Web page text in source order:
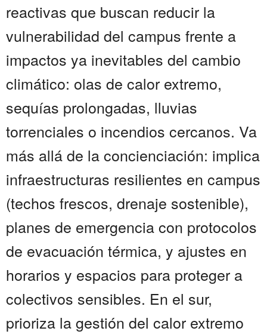
reactivas que buscan reducir la
vulnerabilidad del campus frente a
impactos ya inevitables del cambio
climático: olas de calor extremo,
sequías prolongadas, lluvias
torrenciales o incendios cercanos. Va
más allá de la concienciación: implica
infraestructuras resilientes en campus
(techos frescos, drenaje sostenible),
planes de emergencia con protocolos
de evacuación térmica, y ajustes en
horarios y espacios para proteger a
colectivos sensibles. En el sur,
prioriza la gestión del calor extremo